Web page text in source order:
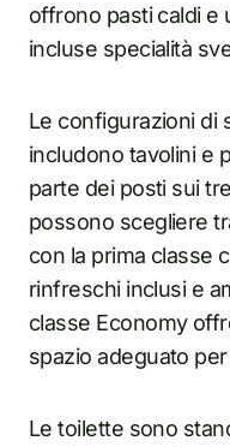
offrono pasti caldi e
incluse specialità
Le configurazioni di
includono tavolini e
parte dei posti sui
possono scegliere
con la prima classe
rinfreschi inclusi e
classe Economy
spazio adeguato
Le toilette sono